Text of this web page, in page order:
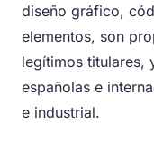
diseño gráfico,
elementos, son
legítimos titulares,
españolas e
e industrial.